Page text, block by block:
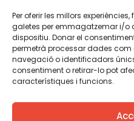
Per oferir les millors
galetes per emmagatzemar i/o
dispositiu. Donar el
permetrà processar dades
navegació o identificadors
consentiment o retirar-lo pot
característiques i funcions.
TWT YTB IG FB
Aviso legalPolítica de
Creemos que el
utilizamos una licencia